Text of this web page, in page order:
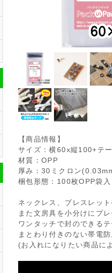
【商品情報】
サイズ：横60x縦100+テ
材質：OPP
厚み：30ミクロン
梱包形態：100枚OPP袋
ネックレス、ブレスレッ
また文房具を小分けにプ
ワンタッチで封のできるテ
まとわり付きのない帯電
(お入れになりたい商品に